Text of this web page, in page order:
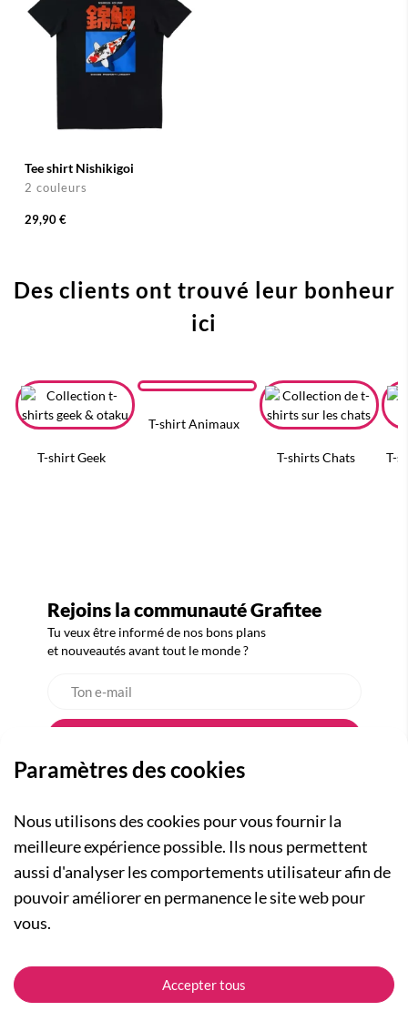
Tee shirt Nishikigoi
2 couleurs
29,90 €
Des clients ont trouvé leur bonheur
ici
T-shirt Geek
T-shirt Animaux
T-shirts Chats T-
Rejoins la communauté Grafitee
Tu veux être informé de nos bons plans
et nouveautés avant tout le monde ?
A PROPOS
Qui sommes-nous ?
Actualités
Nos engagements
Collection Femme
Collection Enfants
ASSISTANCE
Suivre ma commande
Paramètres des cookies
Nous utilisons des cookies pour vous fournir la
meilleure expérience possible. Ils nous permettent
aussi d'analyser les comportements utilisateur afin de
pouvoir améliorer en permanence le site web pour
vous.
Accepter tous